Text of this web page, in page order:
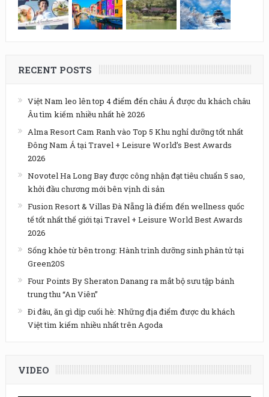
RECENT POSTS
Việt Nam leo lên top 4 điểm đến châu Á được du khách châu
Âu tìm kiếm nhiều nhất hè 2026
Alma Resort Cam Ranh vào Top 5 Khu nghỉ dưỡng tốt nhất
Đông Nam Á tại Travel + Leisure World’s Best Awards
2026
Novotel Ha Long Bay được công nhận đạt tiêu chuẩn 5 sao,
khởi đầu chương mới bên vịnh di sản
Fusion Resort & Villas Đà Nẵng là điểm đến wellness quốc
tế tốt nhất thế giới tại Travel + Leisure World Best Awards
2026
Sống khỏe từ bên trong: Hành trình dưỡng sinh phân tử tại
Green20S
Four Points By Sheraton Danang ra mắt bộ sưu tập bánh
trung thu “An Viên”
Đi đâu, ăn gì dịp cuối hè: Những địa điểm được du khách
Việt tìm kiếm nhiều nhất trên Agoda
VIDEO